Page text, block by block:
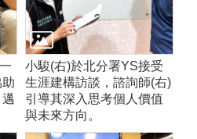
小駿(右)於北分署YS接受
生涯建構訪談，諮詢師(右)
引導其深入思考個人價值
與未來方向。